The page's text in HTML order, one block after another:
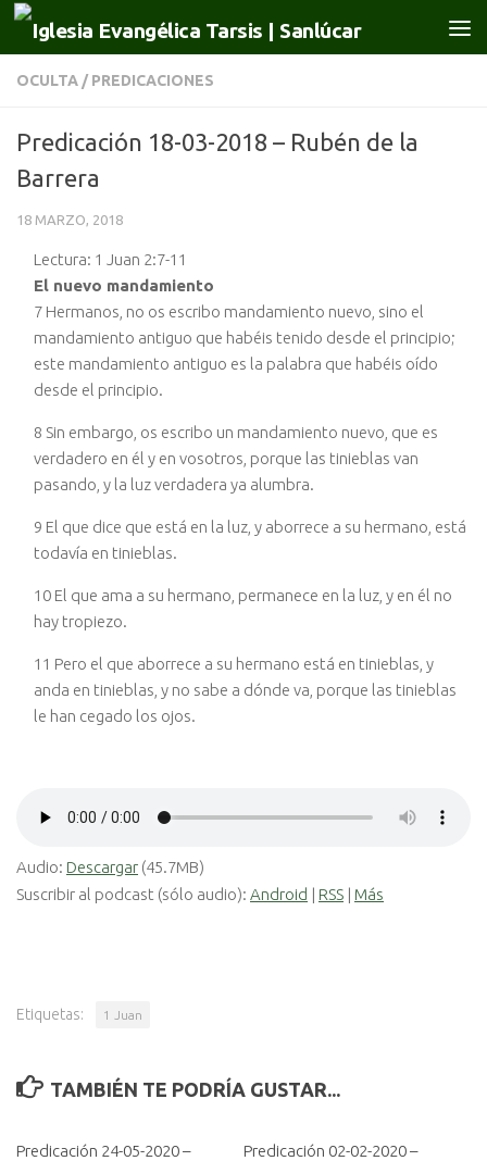
Saltar al contenido
OCULTA / PREDICACIONES
Predicación 18-03-2018 – Rubén de la
Barrera
18 MARZO, 2018
Lectura: 1 Juan 2:7-11
El nuevo mandamiento
7 Hermanos, no os escribo mandamiento nuevo, sino el
mandamiento antiguo que habéis tenido desde el principio;
este mandamiento antiguo es la palabra que habéis oído
desde el principio.
8 Sin embargo, os escribo un mandamiento nuevo, que es
verdadero en él y en vosotros, porque las tinieblas van
pasando, y la luz verdadera ya alumbra.
9 El que dice que está en la luz, y aborrece a su hermano, está
todavía en tinieblas.
10 El que ama a su hermano, permanece en la luz, y en él no
hay tropiezo.
11 Pero el que aborrece a su hermano está en tinieblas, y
anda en tinieblas, y no sabe a dónde va, porque las tinieblas
le han cegado los ojos.
Audio: Descargar (45.7MB)
Suscribir al podcast (sólo audio): Android | RSS | Más
Etiquetas: 1 Juan
TAMBIÉN TE PODRÍA GUSTAR...
Predicación 24-05-2020 –
Predicación 02-02-2020 –